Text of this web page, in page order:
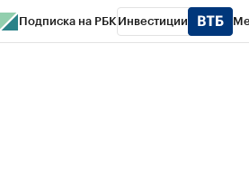
Подписка на РБК Инвестиции